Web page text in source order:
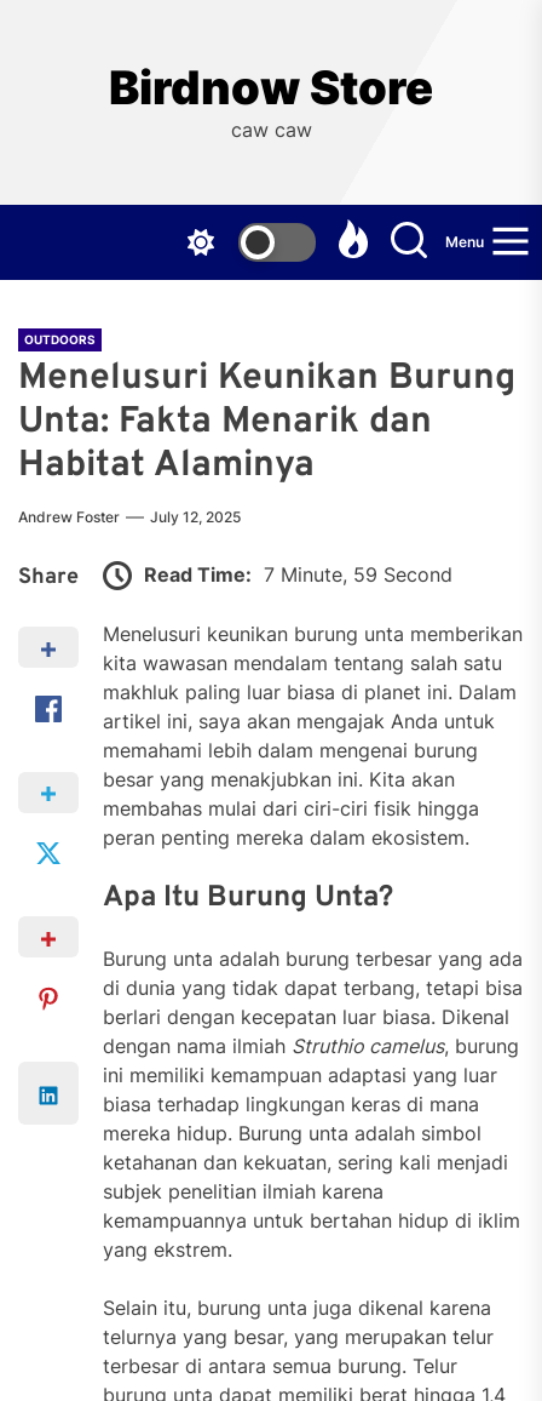
Birdnow Store
caw caw
Menu
OUTDOORS
Menelusuri Keunikan Burung
Unta: Fakta Menarik dan
Habitat Alaminya
Andrew Foster July 12, 2025
Share Read Time: 7 Minute, 59 Second
Menelusuri keunikan burung unta memberikan
kita wawasan mendalam tentang salah satu
makhluk paling luar biasa di planet ini. Dalam
artikel ini, saya akan mengajak Anda untuk
memahami lebih dalam mengenai burung
besar yang menakjubkan ini. Kita akan
membahas mulai dari ciri-ciri fisik hingga
peran penting mereka dalam ekosistem.
Apa Itu Burung Unta?
Burung unta adalah burung terbesar yang ada
di dunia yang tidak dapat terbang, tetapi bisa
berlari dengan kecepatan luar biasa. Dikenal
dengan nama ilmiah Struthio camelus, burung
ini memiliki kemampuan adaptasi yang luar
biasa terhadap lingkungan keras di mana
mereka hidup. Burung unta adalah simbol
ketahanan dan kekuatan, sering kali menjadi
subjek penelitian ilmiah karena
kemampuannya untuk bertahan hidup di iklim
yang ekstrem.
Selain itu, burung unta juga dikenal karena
telurnya yang besar, yang merupakan telur
terbesar di antara semua burung. Telur
burung unta dapat memiliki berat hingga 1,4